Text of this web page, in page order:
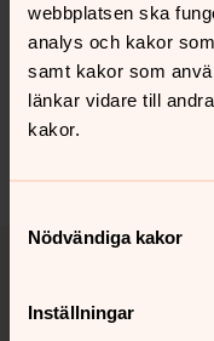
webbplatsen ska
analys och kakor
samt kakor som
länkar vidare till
kakor.
Nödvändiga kakor
Inställningar
Senast ändrad 16 juni
Synpunkter
innehåll?
Tillbaka till toppen
Tillbaka till innehållet